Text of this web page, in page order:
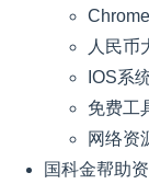
人民币
IOS系
免费工
网络资
国科金帮助